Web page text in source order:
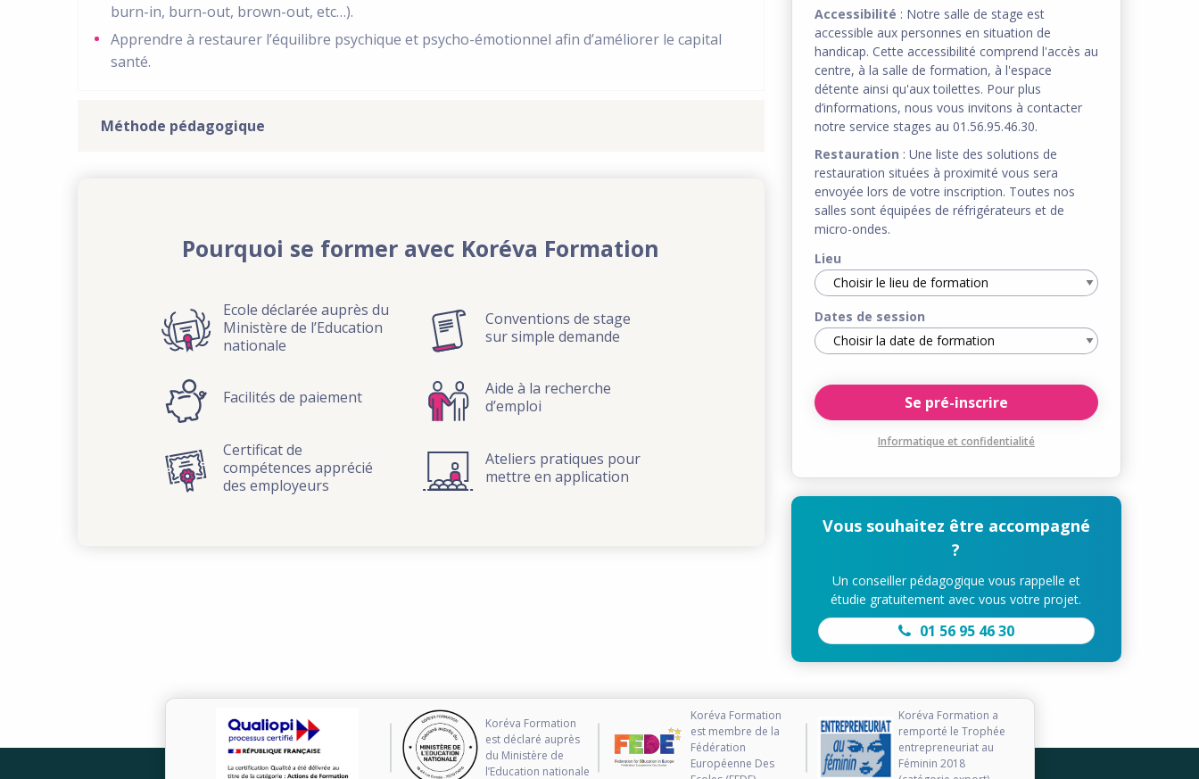
burn-in, burn-out, brown-out, etc…).
Apprendre à restaurer l’équilibre psychique et psycho-émotionnel afin d’améliorer le capital
santé.
Méthode pédagogique
Pourquoi se former avec Koréva Formation
Ecole déclarée auprès du
Ministère de l’Education
nationale
Conventions de stage
sur simple demande
Facilités de paiement
Aide à la recherche
d’emploi
Certificat de
compétences apprécié
des employeurs
Ateliers pratiques pour
mettre en application
Accessibilité : Notre salle de stage est
accessible aux personnes en situation de
handicap. Cette accessibilité comprend l'accès au
centre, à la salle de formation, à l'espace
détente ainsi qu'aux toilettes. Pour plus
d’informations, nous vous invitons à contacter
notre service stages au 01.56.95.46.30.
Restauration : Une liste des solutions de
restauration situées à proximité vous sera
envoyée lors de votre inscription. Toutes nos
salles sont équipées de réfrigérateurs et de
micro-ondes.
Lieu
Dates de session
Informatique et confidentialité
Vous souhaitez être accompagné
?
Un conseiller pédagogique vous rappelle et
étudie gratuitement avec vous votre projet.
01 56 95 46 30
Koréva Formation
est déclaré auprès
du Ministère de
l’Education nationale
Koréva Formation
est membre de la
Fédération
Européenne Des
Koréva Formation a
remporté le Trophée
entrepreneuriat au
Féminin 2018